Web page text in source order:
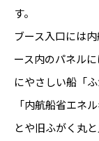
す。
ブース入口には
ース内のパネル
にやさしい船「
「内航船省エ
とや旧ふがく丸